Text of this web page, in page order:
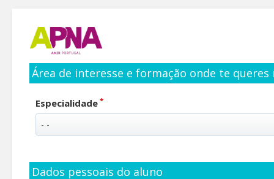
Área de interesse e formação onde te
Especialidade *
Dados pessoais do aluno